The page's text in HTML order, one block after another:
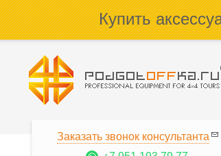
Купить
Заказать звонок консультанта